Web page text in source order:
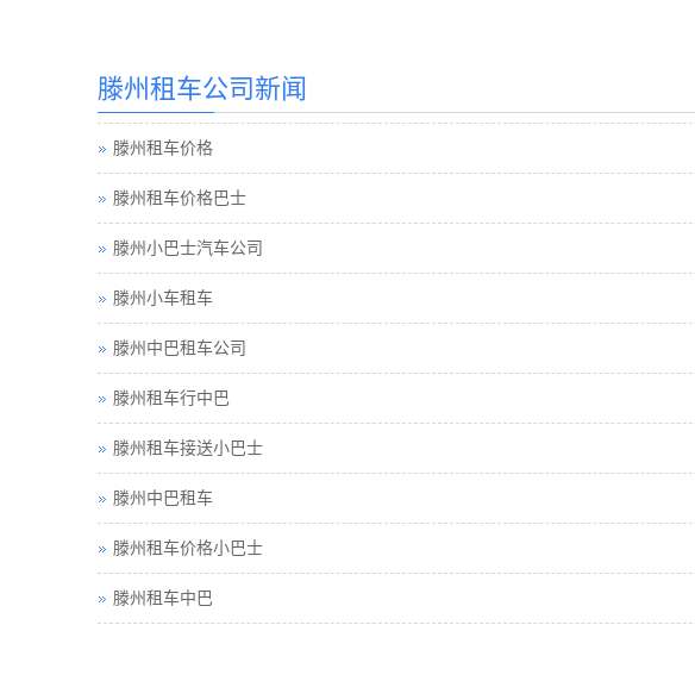
滕州租车公司新闻
滕州租车价格
滕州租车价格巴士
滕州小巴士汽车公司
滕州小车租车
滕州中巴租车公司
滕州租车行中巴
滕州租车接送小巴士
滕州中巴租车
滕州租车价格小巴士
滕州租车中巴
滕州巴士租车